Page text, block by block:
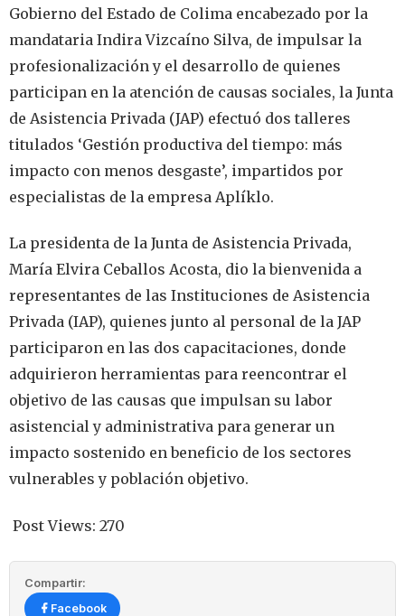
Gobierno del Estado de Colima encabezado por la
mandataria Indira Vizcaíno Silva, de impulsar la
profesionalización y el desarrollo de quienes
participan en la atención de causas sociales, la Junta
de Asistencia Privada (JAP) efectuó dos talleres
titulados ‘Gestión productiva del tiempo: más
impacto con menos desgaste’, impartidos por
especialistas de la empresa Aplíklo.
La presidenta de la Junta de Asistencia Privada,
María Elvira Ceballos Acosta, dio la bienvenida a
representantes de las Instituciones de Asistencia
Privada (IAP), quienes junto al personal de la JAP
participaron en las dos capacitaciones, donde
adquirieron herramientas para reencontrar el
objetivo de las causas que impulsan su labor
asistencial y administrativa para generar un
impacto sostenido en beneficio de los sectores
vulnerables y población objetivo.
Post Views: 270
Compartir:
Facebook